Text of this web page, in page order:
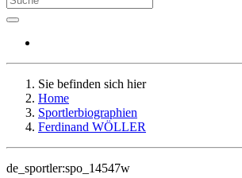
Sie befinden sich hier
Home
Sportlerbiographien
Ferdinand WÖLLER
de_sportler:spo_14547w